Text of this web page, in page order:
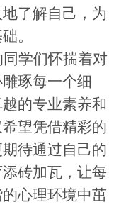
了解自己，为
。
学们怀揣着对
琢每一个细
的专业素养和
望凭借精彩的
待通过自己的
砖加瓦，让每
心理环境中茁